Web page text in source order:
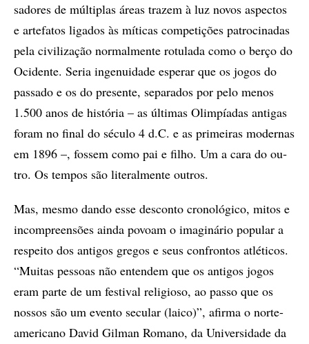
sa­do­res de múl­ti­plas áre­as tra­zem à luz no­vos as­pec­tos
e ar­te­fa­tos li­ga­dos às mí­ti­cas com­pe­ti­çõ­es pa­tro­ci­na­das
pela ci­vi­li­za­ção nor­mal­men­te ro­tu­la­da como o ber­ço do
Oci­den­te. Se­ria in­ge­nu­i­da­de es­pe­rar que os jo­gos do
pas­sa­do e os do pre­sen­te, se­pa­ra­dos por pelo me­nos
1.500 anos de his­tó­ria – as úl­ti­mas Olim­pí­a­das an­ti­gas
fo­ram no fi­nal do sé­cu­lo 4 d.C. e as pri­mei­ras mo­der­nas
em 1896 –, fos­sem como pai e fi­lho. Um a cara do ou­
tro. Os tem­pos são li­te­ral­men­te ou­tros.
Mas, mes­mo dan­do esse des­con­to cro­no­ló­gi­co, mi­tos e
in­com­pre­en­sõ­es ain­da po­vo­am o ima­gi­ná­rio po­pu­lar a
res­pei­to dos an­ti­gos gre­gos e seus con­fron­tos atlé­ti­cos.
“Mu­i­tas pes­so­as não en­ten­dem que os an­ti­gos jo­gos
eram par­te de um fes­ti­val re­li­gio­so, ao pas­so que os
nos­sos são um even­to se­cu­lar (lai­co)”, afir­ma o nor­te-
ame­ri­ca­no Da­vid Gil­man Ro­ma­no, da Uni­ver­si­da­de da